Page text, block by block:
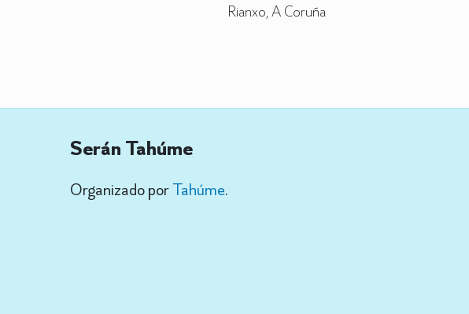
Rianxo, A Coruña
Serán Tahúme
Organizado porTahúme.